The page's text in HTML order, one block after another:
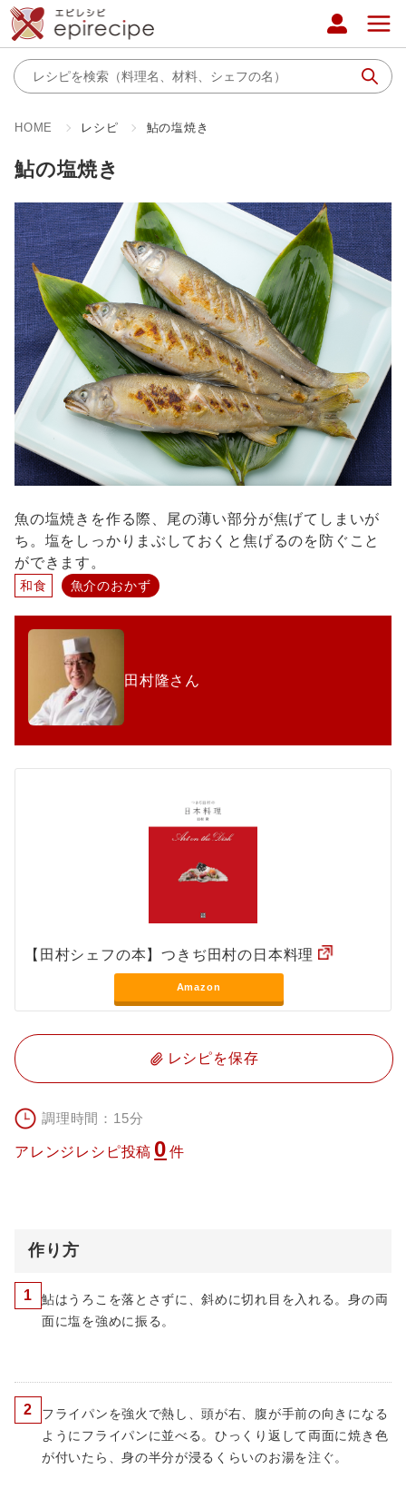
HOME レシピ 鮎の塩焼き
鮎の塩焼き
魚の塩焼きを作る際、尾の薄い部分が焦げてしまいが
ち。塩をしっかりまぶしておくと焦げるのを防ぐこと
ができます。
和食 魚介のおかず
田村隆さん
【田村シェフの本】つきぢ田村の日本料理
Amazon
レシピを保存
調理時間：15分
アレンジレシピ投稿 0 件
作り方
1
鮎はうろこを落とさずに、斜めに切れ目を入れる。身の両
面に塩を強めに振る。
2
フライパンを強火で熱し、頭が右、腹が手前の向きになる
ようにフライパンに並べる。ひっくり返して両面に焼き色
が付いたら、身の半分が浸るくらいのお湯を注ぐ。